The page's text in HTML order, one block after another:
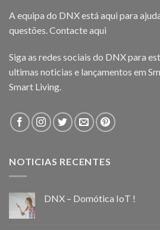
A equipa do DNX está aqui para
questões. Contacte aqui
Siga as redes sociais do DNX para
ultimas noticias e lançamentos em
Smart Living.
NOTICIAS RECENTES
DNX – Domótica IoT !